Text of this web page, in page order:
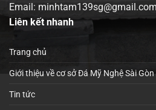
Email: minhtam139sg@gmail.com
Liên kết nhanh
Trang chủ
Giới thiệu về cơ sở Đá Mỹ Nghệ Sài Gòn
Tin tức